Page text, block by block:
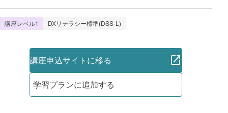
講座レベル1 DXリテラシー標準(DSS-L)
講座申込サイトに移る
学習プランに追加する